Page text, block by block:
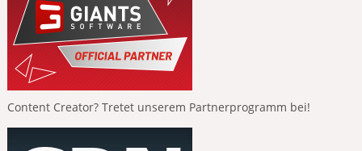
Content Creator? Tretet unserem Partnerprogramm bei!